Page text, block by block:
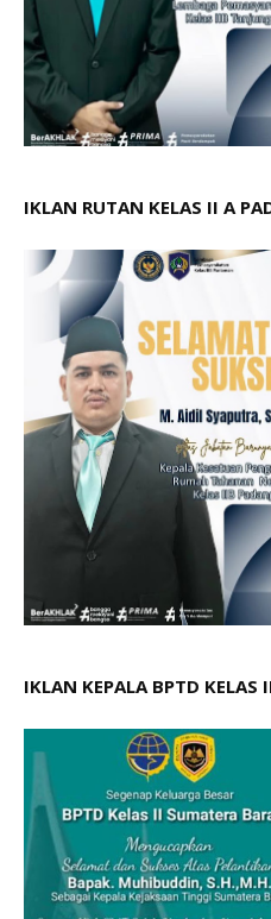
IKLAN RUTAN KELAS II A
IKLAN KEPALA BPTD KELAS